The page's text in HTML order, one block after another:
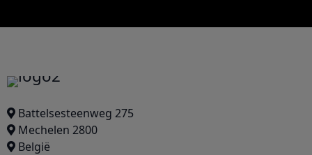
Battelsesteenweg 275
Mechelen 2800
België